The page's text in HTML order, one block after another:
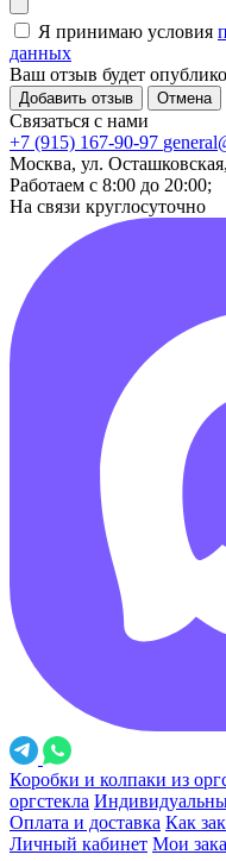
Я принимаю условия
данных
Ваш отзыв будет
Добавить отзыв Отмена
Связаться с нами
+7 (915) 167-90-97
Москва, ул.
Работаем с 8:00 до 20:00;
На связи круглосуточно
Коробки и колпаки из
оргстекла
Оплата и доставка Как
Личный кабинет Мои